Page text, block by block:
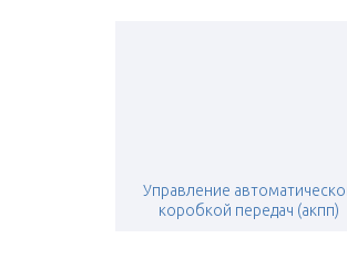
Управление
коробкой передач (акпп)